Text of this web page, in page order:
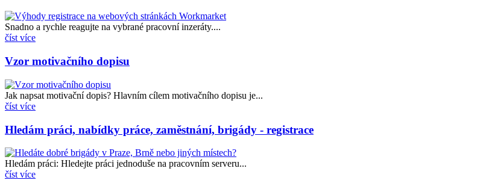
Snadno a rychle reagujte na vybrané pracovní inzeráty....
číst více
Vzor motivačního dopisu
Jak napsat motivační dopis? Hlavním cílem motivačního dopisu je...
číst více
Hledám práci, nabídky práce, zaměstnání, brigády - registrace
Hledám práci: Hledejte práci jednoduše na pracovním serveru...
číst více